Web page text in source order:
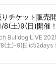
司会はフレブルラ
世代ど真ん中の
ラインナップ。
道、南は鹿児島県
に会した「フレブ
りチケット販売
8(土)9(日)開催
グ制作も決定
Bulldog LIVE
土)-9(日)の2days！
前売りチケット、